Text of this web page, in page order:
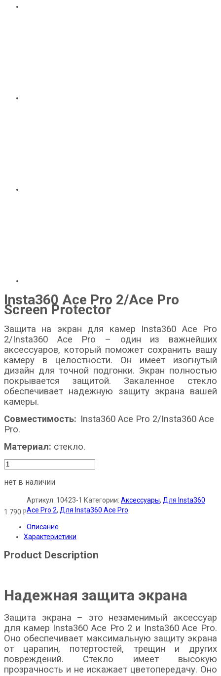
Insta360 Ace Pro 2/Ace Pro
Screen Protector
Защита на экран для камер Insta360 Ace Pro
2/Insta360 Ace Pro – один из важнейших
аксессуаров, который поможет сохранить вашу
камеру в целостности. Он имеет изогнутый
дизайн для точной подгонки. Экран полностью
покрывается защитой. Закаленное стекло
обеспечивает надежную защиту экрана вашей
камеры.
Совместимость: Insta360 Ace Pro 2/Insta360 Ace
Pro.
Материал: стекло.
нет в наличии
1 790 Р
Артикул: 10423-1 Категории: Аксессуары, Для Insta360
Ace Pro 2, Для Insta360 Ace Pro
Описание
Характеристики
Product Description
Надежная защита экрана
Защита экрана – это незаменимый аксессуар
для камер Insta360 Ace Pro 2 и Insta360 Ace Pro.
Оно обеспечивает максимальную защиту экрана
от царапин, потертостей, трещин и других
повреждений. Стекло имеет высокую
прозрачность и не искажает цветопередачу. Оно